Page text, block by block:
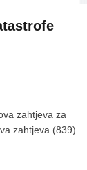
zahtjeva za
zahtjeva (839)